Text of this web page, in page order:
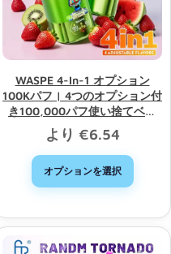
WASPE 4-In-1 オプション
100Kパフ | 4つのオプション付
き100,000パフ使い捨てベイ
プ、卸売販売
より €6.54
オプションを選択